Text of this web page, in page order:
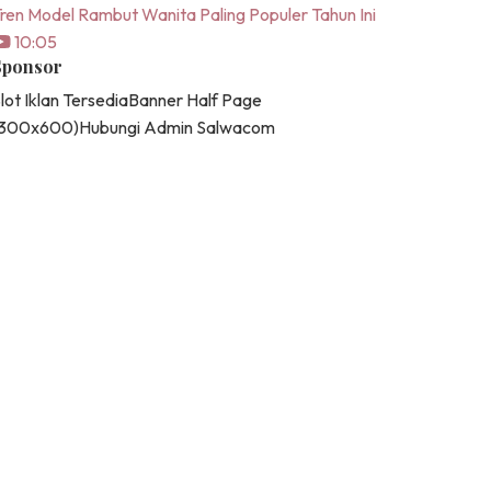
Model Rambut Wanita Paling Populer Tahun Ini
10:05
Iklan TersediaBanner Half Page
Hubungi Admin Salwacom